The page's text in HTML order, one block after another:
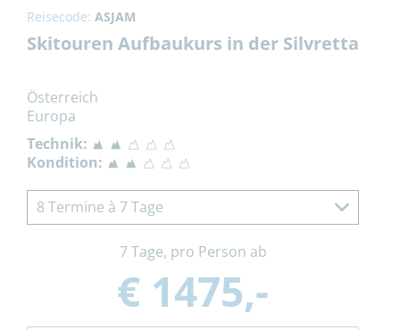
Reisecode: ASJAM
Skitouren Aufbaukurs in der Silvretta
Österreich
Europa
Technik:
Kondition:
8 Termine à 7 Tage
7 Tage, pro Person ab
€ 1475,-